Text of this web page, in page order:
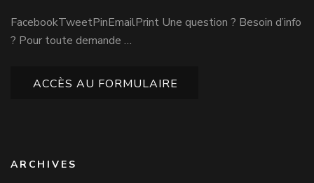
FacebookTweetPinEmailPrint Une question ? Besoin d’info
? Pour toute demande …
ACCÈS AU FORMULAIRE
ARCHIVES